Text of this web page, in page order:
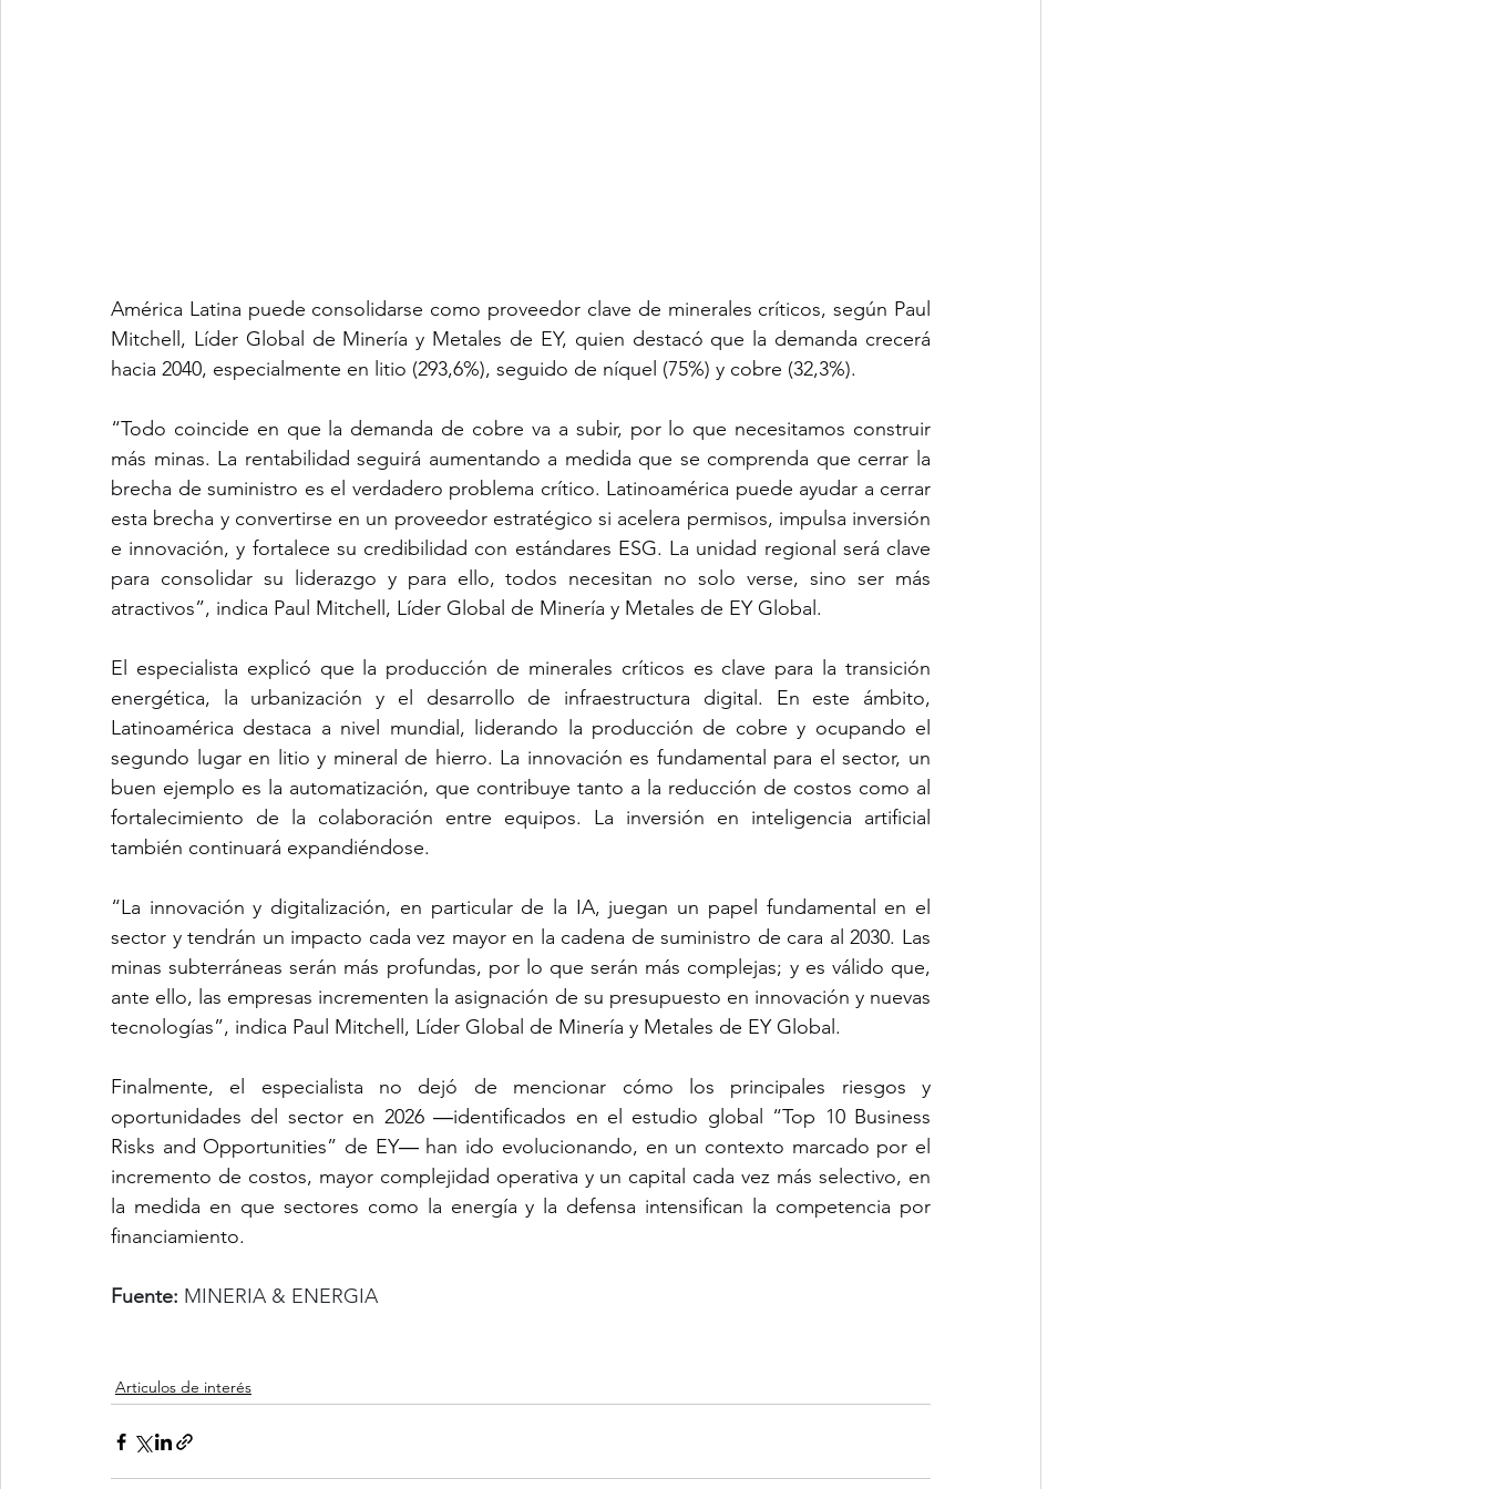
América Latina puede consolidarse como proveedor clave de minerales críticos, según Paul
Mitchell, Líder Global de Minería y Metales de EY, quien destacó que la demanda crecerá
hacia 2040, especialmente en litio (293,6%), seguido de níquel (75%) y cobre (32,3%).
“Todo coincide en que la demanda de cobre va a subir, por lo que necesitamos construir
más minas. La rentabilidad seguirá aumentando a medida que se comprenda que cerrar la
brecha de suministro es el verdadero problema crítico. Latinoamérica puede ayudar a cerrar
esta brecha y convertirse en un proveedor estratégico si acelera permisos, impulsa inversión
e innovación, y fortalece su credibilidad con estándares ESG. La unidad regional será clave
para consolidar su liderazgo y para ello, todos necesitan no solo verse, sino ser más
atractivos”, indica Paul Mitchell, Líder Global de Minería y Metales de EY Global.
El especialista explicó que la producción de minerales críticos es clave para la transición
energética, la urbanización y el desarrollo de infraestructura digital. En este ámbito,
Latinoamérica destaca a nivel mundial, liderando la producción de cobre y ocupando el
segundo lugar en litio y mineral de hierro. La innovación es fundamental para el sector, un
buen ejemplo es la automatización, que contribuye tanto a la reducción de costos como al
fortalecimiento de la colaboración entre equipos. La inversión en inteligencia artificial
también continuará expandiéndose.
“La innovación y digitalización, en particular de la IA, juegan un papel fundamental en el
sector y tendrán un impacto cada vez mayor en la cadena de suministro de cara al 2030. Las
minas subterráneas serán más profundas, por lo que serán más complejas; y es válido que,
ante ello, las empresas incrementen la asignación de su presupuesto en innovación y nuevas
tecnologías”, indica Paul Mitchell, Líder Global de Minería y Metales de EY Global.
Finalmente, el especialista no dejó de mencionar cómo los principales riesgos y
oportunidades del sector en 2026 ―identificados en el estudio global “Top 10 Business
Risks and Opportunities” de EY― han ido evolucionando, en un contexto marcado por el
incremento de costos, mayor complejidad operativa y un capital cada vez más selectivo, en
la medida en que sectores como la energía y la defensa intensifican la competencia por
financiamiento.
Fuente: MINERIA & ENERGIA
Articulos de interés